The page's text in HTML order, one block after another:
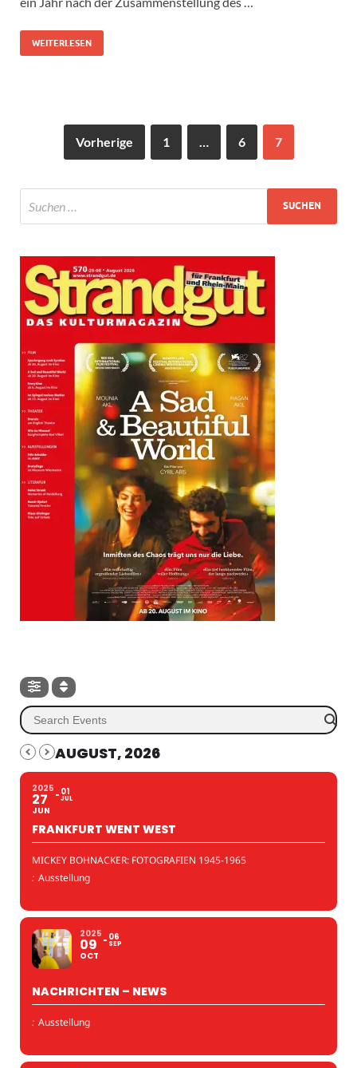
WEITERLESEN
Vorherige 1 6 7
AUGUST, 2026
2025
27
JUN
01
JUL
FRANKFURT WENT WEST
MICKEY BOHNACKER: FOTOGRAFIEN 1945-1965
: Ausstellung
2025
09
OCT
06
SEP
NACHRICHTEN – NEWS
: Ausstellung